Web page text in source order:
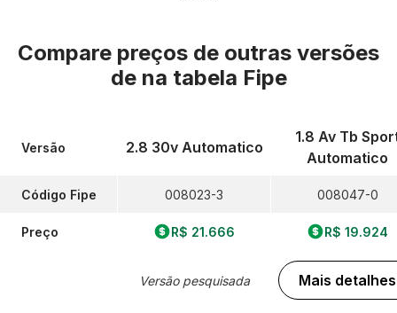
Compare preços de outras versões
de na tabela Fipe
Versão
Código Fipe
Preço
2.8 30v Automatico
008023-3
R$ 21.666
Versão pesquisada
1.8 Av Tb
Automatico
008047-0
R$ 19.924
Mais detalhes